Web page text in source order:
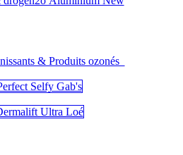
& Produits ozonés
Selfy Gab's
Ultra Loé